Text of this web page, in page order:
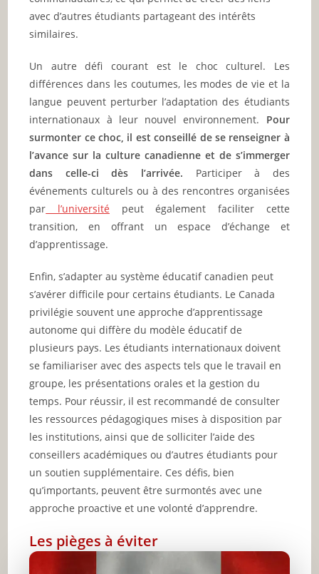
avec d’autres étudiants partageant des intérêts
similaires.
Un autre défi courant est le choc culturel. Les
différences dans les coutumes, les modes de vie et la
langue peuvent perturber l’adaptation des étudiants
internationaux à leur nouvel environnement. Pour
surmonter ce choc, il est conseillé de se renseigner à
l’avance sur la culture canadienne et de s’immerger
dans celle-ci dès l’arrivée. Participer à des
événements culturels ou à des rencontres organisées
par l’université peut également faciliter cette
transition, en offrant un espace d’échange et
d’apprentissage.
Enfin, s’adapter au système éducatif canadien peut
s’avérer difficile pour certains étudiants. Le Canada
privilégie souvent une approche d’apprentissage
autonome qui diffère du modèle éducatif de
plusieurs pays. Les étudiants internationaux doivent
se familiariser avec des aspects tels que le travail en
groupe, les présentations orales et la gestion du
temps. Pour réussir, il est recommandé de consulter
les ressources pédagogiques mises à disposition par
les institutions, ainsi que de solliciter l’aide des
conseillers académiques ou d’autres étudiants pour
un soutien supplémentaire. Ces défis, bien
qu’importants, peuvent être surmontés avec une
approche proactive et une volonté d’apprendre.
Les pièges à éviter